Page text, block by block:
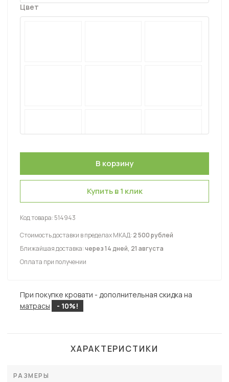
Цвет
Купить в 1 клик
Код товара: 514943
Стоимость доставки в пределах МКАД: 2 500 рублей
Ближайшая доставка:через 14 дней, 21 августа
Оплата при получении
При покупке кровати - дополнительная скидка на
матрасы
- 10%!
ХАРАКТЕРИСТИКИ
РАЗМЕРЫ